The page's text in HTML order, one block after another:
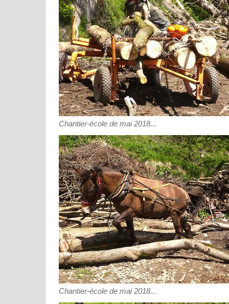
Chantier-école de mai 2018...
Chantier-école de mai 2018...